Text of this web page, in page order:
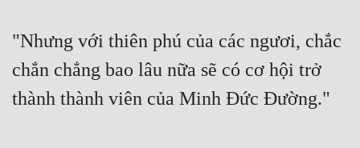
Cổ Đại
Du Hí
"Nhưng với thiên phú của các ngươi, chắc
chắn chẳng bao lâu nữa sẽ có cơ hội trở
thành thành viên của Minh Đức Đường."